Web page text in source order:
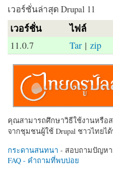
เวอร์ชั่นล่าสุด Drupal 11
เวอร์ชั่น ไฟล์
11.0.7 Tar | zip
คุณสามารถศึกษาวิธีใช้งานหรือ
จากชุมชนผู้ใช้ Drupal ชาวไทยไ
กระดานสนทนา - สอบถามปัญหา
FAQ - คำถามที่พบบ่อย